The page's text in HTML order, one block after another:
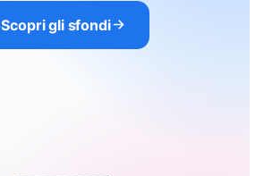
Scopri gli sfondi